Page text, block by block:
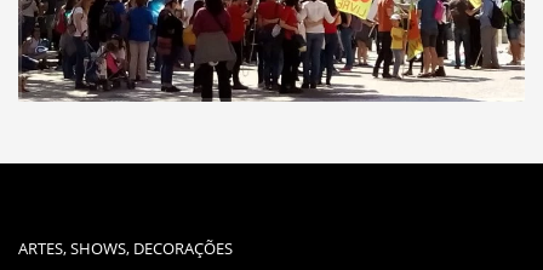
ARTES, SHOWS, DECORAÇÕES